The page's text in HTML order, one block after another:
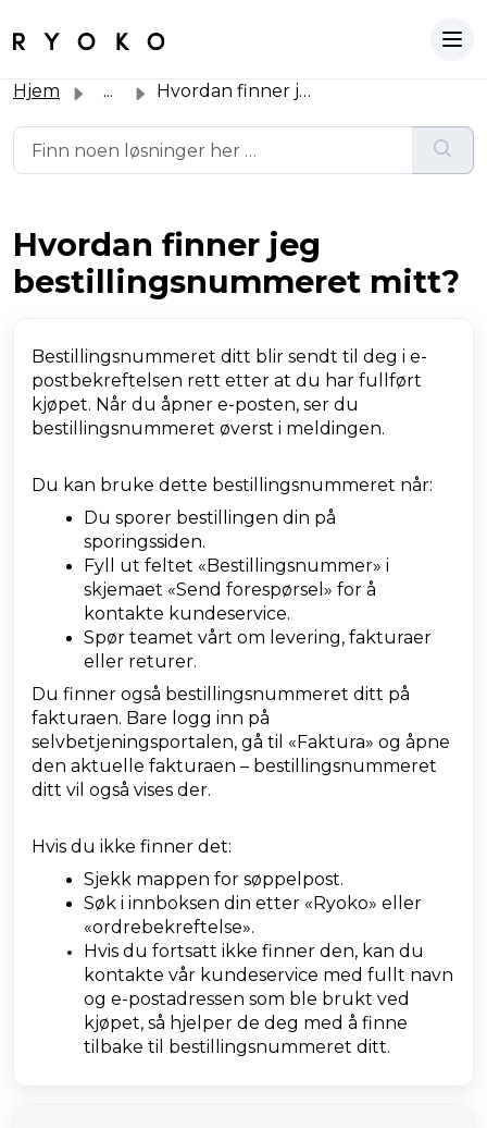
Hjem ... Hvordan finner jeg bestillingsnummeret mitt?
Hvordan finner jeg
bestillingsnummeret mitt?
Bestillingsnummeret ditt blir sendt til deg i e-
postbekreftelsen rett etter at du har fullført
kjøpet. Når du åpner e-posten, ser du
bestillingsnummeret øverst i meldingen.
Du kan bruke dette bestillingsnummeret når:
Du sporer bestillingen din på
sporingssiden.
Fyll ut feltet «Bestillingsnummer» i
skjemaet «Send forespørsel» for å
kontakte kundeservice.
Spør teamet vårt om levering, fakturaer
eller returer.
Du finner også bestillingsnummeret ditt på
fakturaen. Bare logg inn på
selvbetjeningsportalen, gå til «Faktura» og åpne
den aktuelle fakturaen – bestillingsnummeret
ditt vil også vises der.
Hvis du ikke finner det:
Sjekk mappen for søppelpost.
Søk i innboksen din etter «Ryoko» eller
«ordrebekreftelse».
Hvis du fortsatt ikke finner den, kan du
kontakte vår kundeservice med fullt navn
og e-postadressen som ble brukt ved
kjøpet, så hjelper de deg med å finne
tilbake til bestillingsnummeret ditt.